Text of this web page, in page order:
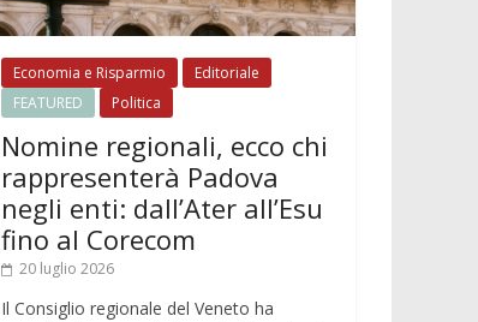
Economia e Risparmio
Editoriale
FEATURED
Politica
Nomine regionali, ecco chi
rappresenterà Padova
negli enti: dall’Ater all’Esu
fino al Corecom
20 luglio 2026
Il Consiglio regionale del Veneto ha